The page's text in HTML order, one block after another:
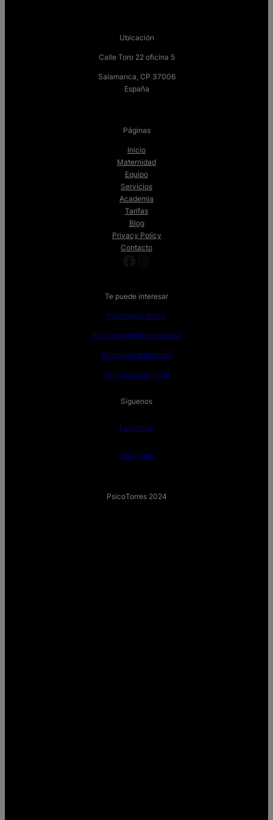
Ubicación
Calle Toro 22 oficina 5
Salamanca, CP 37006
España
Páginas
Inicio
Maternidad
Equipo
Servicios
Academia
Tarifas
Blog
Privacy Policy
Contacto
Te puede interesar
Psicólogos online
Psicólogo online ansiedad
Psicóloga embarazo
Psicóloga perinatal
Síguenos
Facebook
Instagram
PsicoTorres 2024